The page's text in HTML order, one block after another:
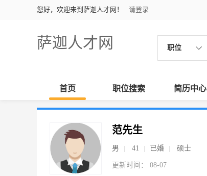
您好，欢迎来到萨迦人才网！ 请登录
萨迦人才网 职位
首页 职位搜索 简历中心
范先生
男 41 已婚 硕士
更新时间： 08-07